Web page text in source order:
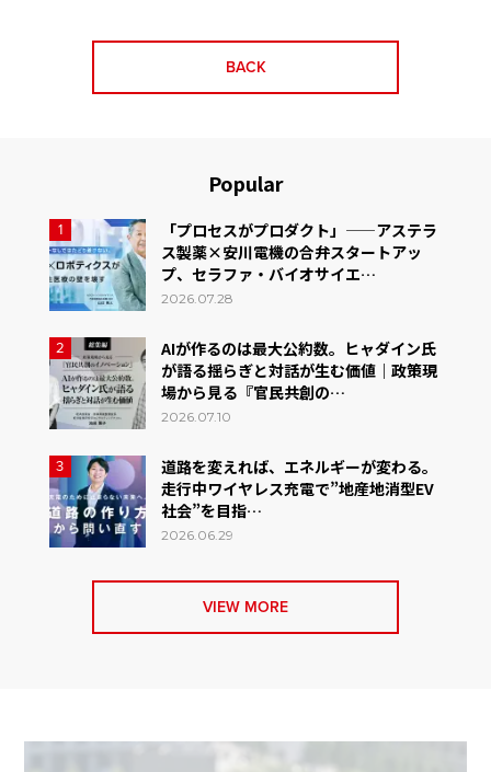
BACK
Popular
1
「プロセスがプロダクト」——アステラ
ス製薬×安川電機の合弁スタートアッ
プ、セラファ・バイオサイエ…
2026.07.28
2
AIが作るのは最大公約数。ヒャダイン氏
が語る揺らぎと対話が生む価値｜政策現
場から見る『官民共創の…
2026.07.10
3
道路を変えれば、エネルギーが変わる。
走行中ワイヤレス充電で”地産地消型EV
社会”を目指…
2026.06.29
VIEW MORE